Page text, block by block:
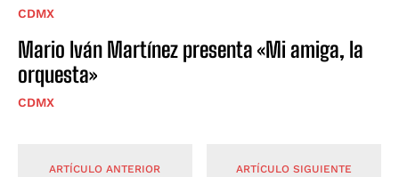
CDMX
Mario Iván Martínez presenta «Mi amiga, la
orquesta»
CDMX
ARTÍCULO ANTERIOR ARTÍCULO SIGUIENTE